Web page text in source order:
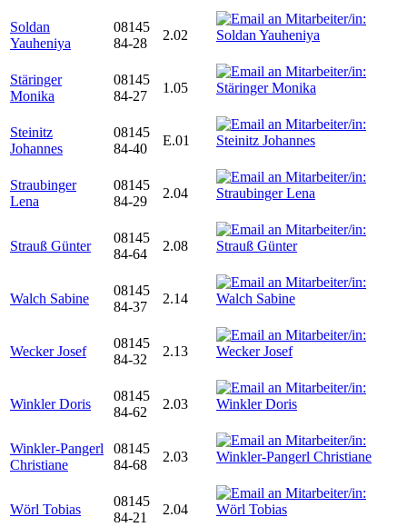
Soldan
Yauheniya
08145
84-28
2.02
Stäringer
Monika
08145
84-27
1.05
Steinitz
Johannes
08145
84-40
E.01
Straubinger
Lena
08145
84-29
2.04
Strauß Günter
08145
84-64
2.08
Walch Sabine
08145
84-37
2.14
Wecker Josef
08145
84-32
2.13
Winkler Doris
08145
84-62
2.03
Winkler-Pangerl
Christiane
08145
84-68
2.03
Wörl Tobias
08145
84-21
2.04